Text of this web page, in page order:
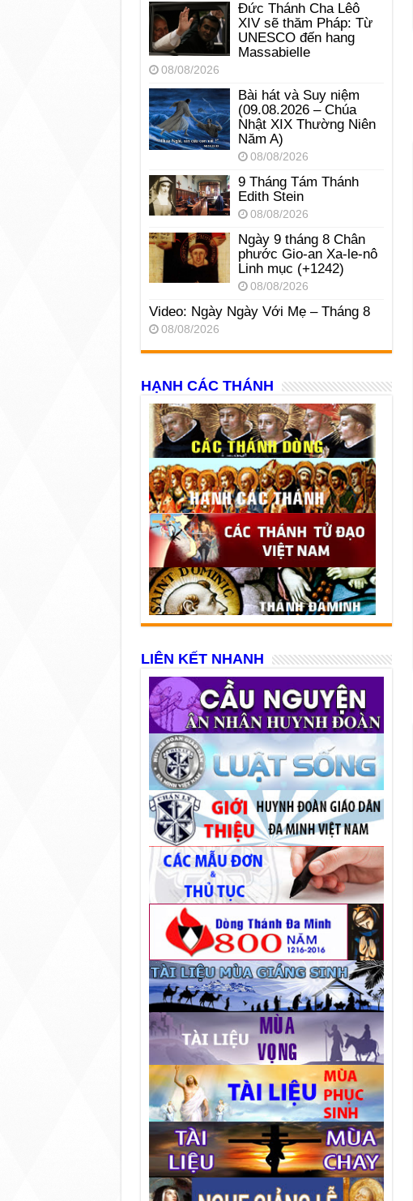
Đức Thánh Cha Lêô
XIV sẽ thăm Pháp: Từ
UNESCO đến hang
Massabielle
08/08/2026
Bài hát và Suy niệm
(09.08.2026 – Chúa
Nhật XIX Thường Niên
Năm A)
08/08/2026
9 Tháng Tám Thánh
Edith Stein
08/08/2026
Ngày 9 tháng 8 Chân
phước Gio-an Xa-le-nô
Linh mục (+1242)
08/08/2026
Video: Ngày Ngày Với Mẹ – Tháng 8
08/08/2026
HẠNH CÁC THÁNH
LIÊN KẾT NHANH